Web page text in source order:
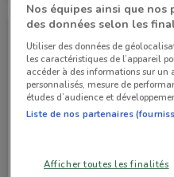
Nos équipes ainsi que
des données selon les
Utiliser des données de
les caractéristiques de l’appareil
accéder à des informations sur un
personnalisés, mesure de
études d’audience et
Liste de nos partenaires
Afficher toutes les finalités